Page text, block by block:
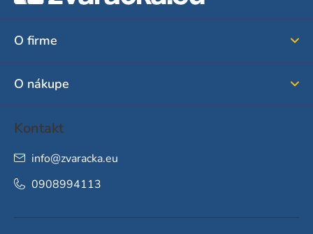
O firme
O nákupe
Kontakt
info@zvaracka.eu
0908994113